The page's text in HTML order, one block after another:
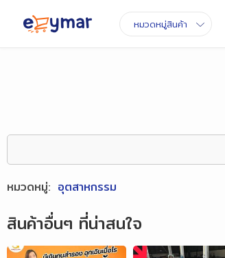
หมวดหมู่สินค้า
หมวดหมู่: อุตสาหกรรม
สินค้าอื่นๆ ที่น่าสนใจ